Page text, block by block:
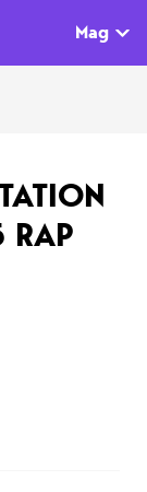
Mag
Paris
Festivals